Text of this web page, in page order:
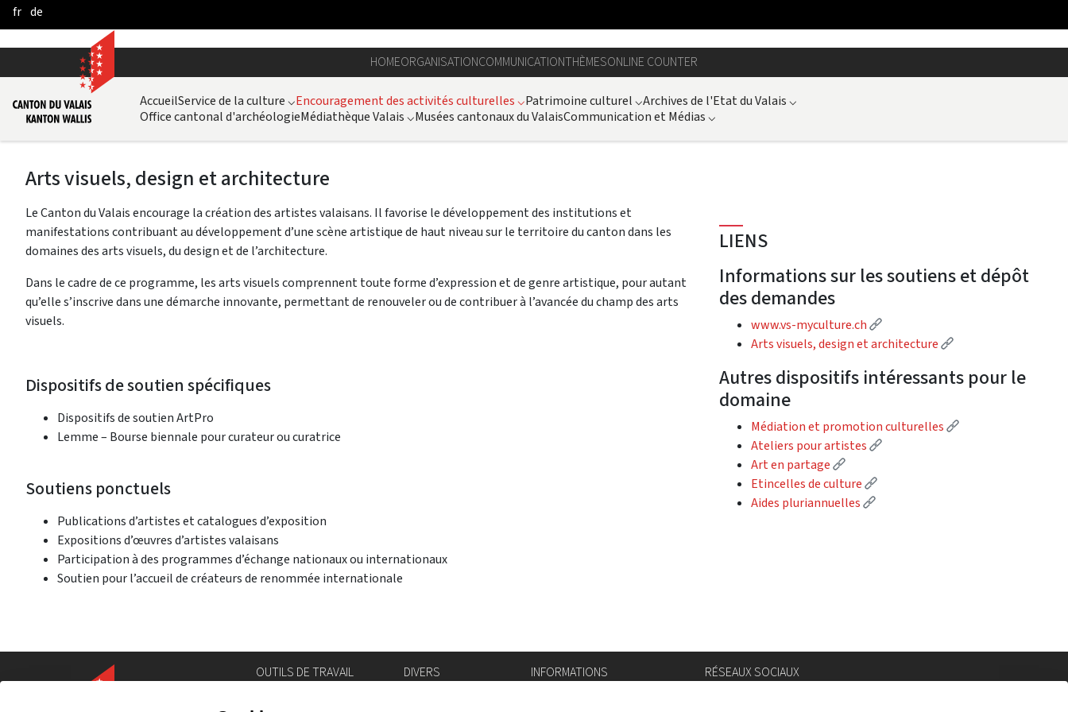
Skip to Main Content
fr de
HOMEORGANISATIONCOMMUNICATIONTHÈMESONLINE COUNTER
AccueilService de la culture ⌵Encouragement des activités culturelles ⌵Patrimoine culturel ⌵Archives de l'Etat du Valais ⌵
Office cantonal d'archéologieMédiathèque Valais ⌵Musées cantonaux du ValaisCommunication et Médias ⌵
Arts visuels, design et architecture
Le Canton du Valais encourage la création des artistes valaisans. Il favorise le développement des institutions et
manifestations contribuant au développement d’une scène artistique de haut niveau sur le territoire du canton dans les
domaines des arts visuels, du design et de l’architecture.
Dans le cadre de ce programme, les arts visuels comprennent toute forme d’expression et de genre artistique, pour autant
qu’elle s’inscrive dans une démarche innovante, permettant de renouveler ou de contribuer à l’avancée du champ des arts
visuels.
Dispositifs de soutien spécifiques
Dispositifs de soutien ArtPro
Lemme – Bourse biennale pour curateur ou curatrice
Soutiens ponctuels
Publications d’artistes et catalogues d’exposition
Expositions d’œuvres d’artistes valaisans
Participation à des programmes d’échange nationaux ou internationaux
Soutien pour l’accueil de créateurs de renommée internationale
LIENS
Informations sur les soutiens et dépôt
des demandes
www.vs-myculture.ch
(External link)
Arts visuels, design et architecture
(External link)
Autres dispositifs intéressants pour le
domaine
Médiation et promotion culturelles
(External link)
Ateliers pour artistes
(External link)
Art en partage
(External link)
Etincelles de culture
(External link)
Aides pluriannuelles
(External link)
OUTILS DE TRAVAIL
DIVERS
INFORMATIONS
RÉSEAUX SOCIAUX